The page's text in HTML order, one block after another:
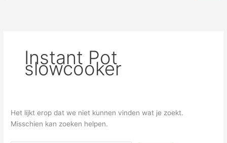
Instant Pot
slowcooker
Het lijkt erop dat we niet kunnen vinden wat je zoekt.
Misschien kan zoeken helpen.